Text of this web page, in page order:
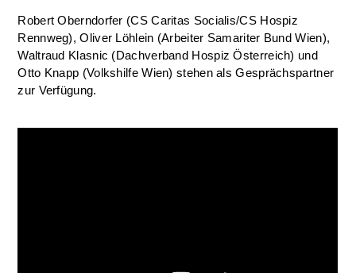
Robert Oberndorfer (CS Caritas Socialis/CS Hospiz
Rennweg), Oliver Löhlein (Arbeiter Samariter Bund Wien),
Waltraud Klasnic (Dachverband Hospiz Österreich) und
Otto Knapp (Volkshilfe Wien) stehen als Gesprächspartner
zur Verfügung.